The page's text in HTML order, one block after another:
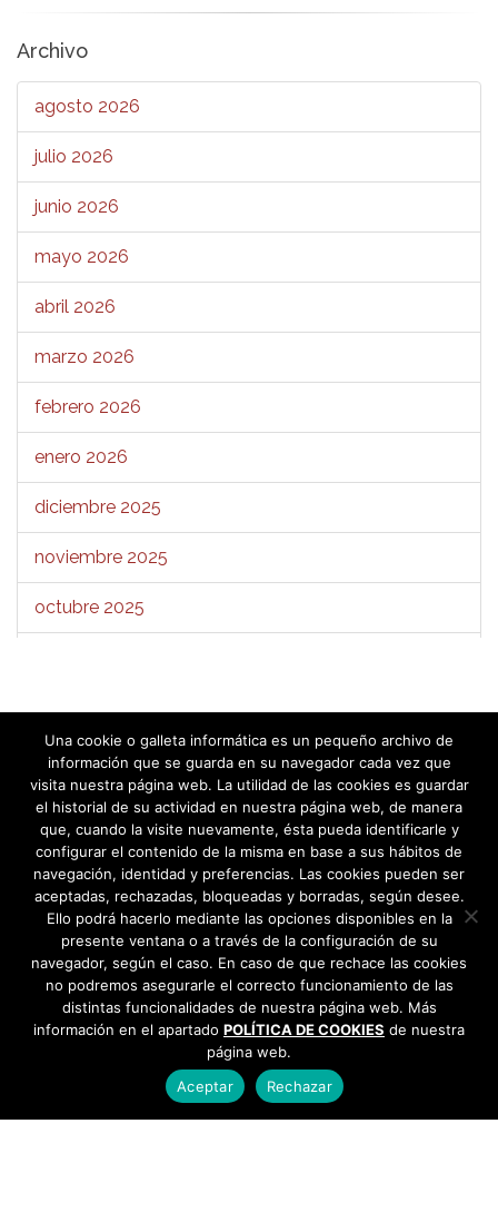
Archivo
agosto 2026
julio 2026
junio 2026
mayo 2026
abril 2026
marzo 2026
febrero 2026
enero 2026
diciembre 2025
noviembre 2025
octubre 2025
agosto 2025
julio 2025
junio 2025
mayo 2025
abril 2025
marzo 2025
febrero 2025
« 1 … 6 7 8 9 10 11 »
Una cookie o galleta informática es un pequeño archivo de
información que se guarda en su navegador cada vez que
visita nuestra página web. La utilidad de las cookies es guardar
el historial de su actividad en nuestra página web, de manera
que, cuando la visite nuevamente, ésta pueda identificarle y
configurar el contenido de la misma en base a sus hábitos de
navegación, identidad y preferencias. Las cookies pueden ser
aceptadas, rechazadas, bloqueadas y borradas, según desee.
Ello podrá hacerlo mediante las opciones disponibles en la
presente ventana o a través de la configuración de su
navegador, según el caso. En caso de que rechace las cookies
no podremos asegurarle el correcto funcionamiento de las
distintas funcionalidades de nuestra página web. Más
información en el apartado POLÍTICA DE COOKIES de nuestra
página web.
Aceptar
Rechazar